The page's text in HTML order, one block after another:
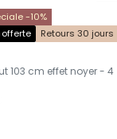
-10%
offerte
Retours 30 jours
103 cm effet noyer - 4